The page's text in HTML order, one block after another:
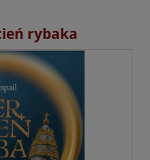
rybaka